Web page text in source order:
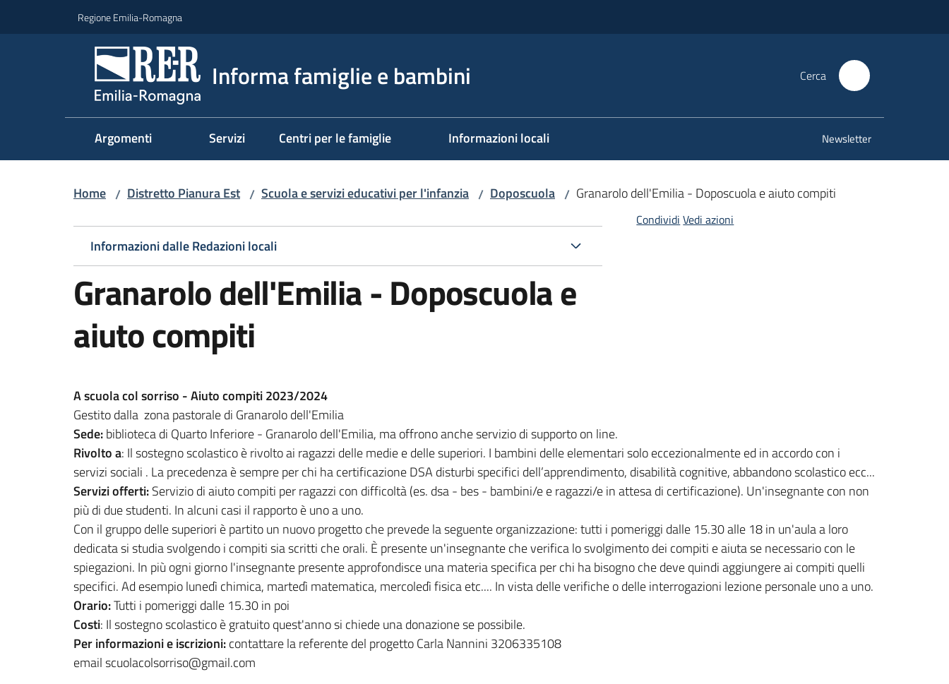
Regione Emilia-Romagna
Informa famiglie e bambini Cerca
Argomenti Servizi Centri per le famiglie Informazioni locali Newsletter
Home / Distretto Pianura Est / Scuola e servizi educativi per l'infanzia / Doposcuola / Granarolo dell'Emilia - Doposcuola e aiuto compiti
Informazioni dalle Redazioni locali
Granarolo dell'Emilia - Doposcuola e
aiuto compiti
Condividi Vedi azioni
A scuola col sorriso - Aiuto compiti 2023/2024
Gestito dalla zona pastorale di Granarolo dell'Emilia
Sede:biblioteca di Quarto Inferiore - Granarolo dell'Emilia, ma offrono anche servizio di supporto on line.
Rivolto a: Il sostegno scolastico è rivolto ai ragazzi delle medie e delle superiori. I bambini delle elementari solo eccezionalmente ed in accordo con i
servizi sociali . La precedenza è sempre per chi ha certificazione DSA disturbi specifici dell’apprendimento, disabilità cognitive, abbandono scolastico ecc...
Servizi offerti:Servizio di aiuto compiti per ragazzi con difficoltà (es. dsa - bes - bambini/e e ragazzi/e in attesa di certificazione). Un'insegnante con non
più di due studenti. In alcuni casi il rapporto è uno a uno.
Con il gruppo delle superiori è partito un nuovo progetto che prevede la seguente organizzazione: tutti i pomeriggi dalle 15.30 alle 18 in un'aula a loro
dedicata si studia svolgendo i compiti sia scritti che orali. È presente un'insegnante che verifica lo svolgimento dei compiti e aiuta se necessario con le
spiegazioni. In più ogni giorno l'insegnante presente approfondisce una materia specifica per chi ha bisogno che deve quindi aggiungere ai compiti quelli
specifici. Ad esempio lunedì chimica, martedì matematica, mercoledì fisica etc.... In vista delle verifiche o delle interrogazioni lezione personale uno a uno.
Orario:Tutti i pomeriggi dalle 15.30 in poi
Costi: Il sostegno scolastico è gratuito quest'anno si chiede una donazione se possibile.
Per informazioni e iscrizioni:contattare la referente del progetto Carla Nannini 3206335108
email scuolacolsorriso@gmail.com